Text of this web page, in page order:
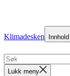
Klimadesken Innhold
Lukk meny